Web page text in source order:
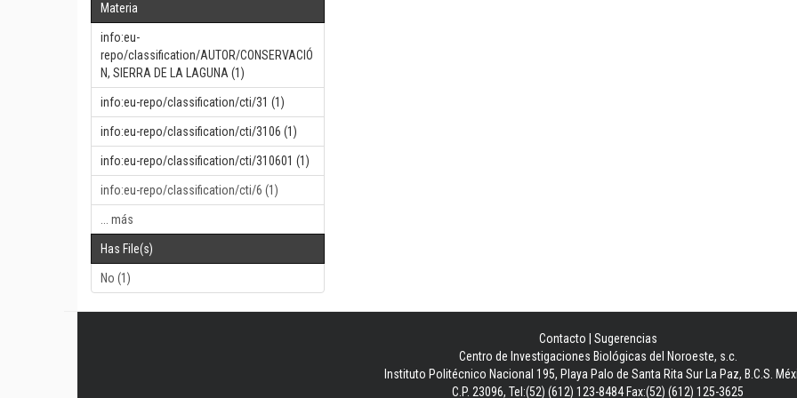
Materia
info:eu-
repo/classification/AUTOR/CONSERVACIÓ
N, SIERRA DE LA LAGUNA (1)
info:eu-repo/classification/cti/31 (1)
info:eu-repo/classification/cti/3106 (1)
info:eu-repo/classification/cti/310601 (1)
info:eu-repo/classification/cti/6 (1)
... más
Has File(s)
No (1)
Contacto
Sugerencias
Centro de Investigaciones Biológicas del Noroeste, s.c.
Instituto Politécnico Nacional 195, Playa Palo de Santa Rita Sur La Paz, B.C.S.
C.P. 23096, Tel:(52) (612) 123-8484 Fax:(52) (612) 125-3625